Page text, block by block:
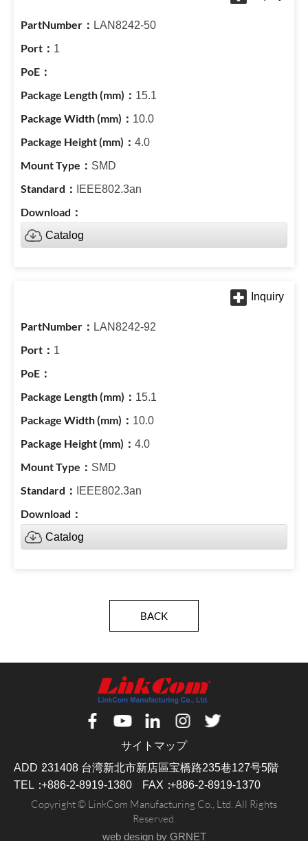
LAN8242-50
1
15.1
10.0
4.0
SMD
IEEE802.3an
Catalog
LAN8242-92
1
15.1
10.0
4.0
SMD
IEEE802.3an
Catalog
BACK
サイトマップ
ADD：231408 台湾新北市新店區宝橋路235巷127号5階
TEL：+886-2-8919-1380 FAX：+886-2-8919-1370
Copyright © LinkCom Manufacturing Co., Ltd. All Rights
Reserved.
web designby GRNET